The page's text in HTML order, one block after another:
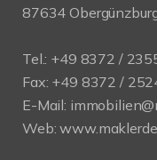
87634
Tel.: +49 8372 /
Fax: +49 8372 /
E-Mail:
Web: